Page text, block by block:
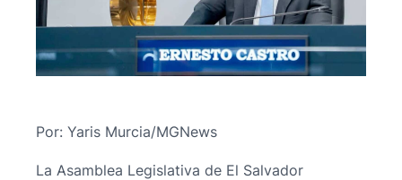
Por: Yaris Murcia/MGNews
La Asamblea Legislativa de El Salvador